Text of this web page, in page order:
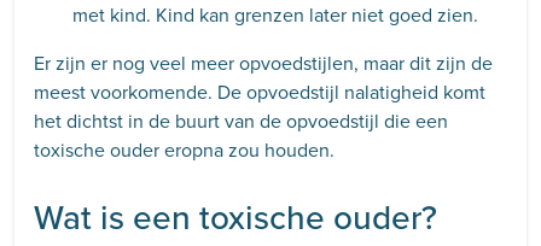
met kind. Kind kan grenzen later niet goed zien.
Er zijn er nog veel meer opvoedstijlen, maar dit zijn de
meest voorkomende. De opvoedstijl nalatigheid komt
het dichtst in de buurt van de opvoedstijl die een
toxische ouder eropna zou houden.
Wat is een toxische ouder?